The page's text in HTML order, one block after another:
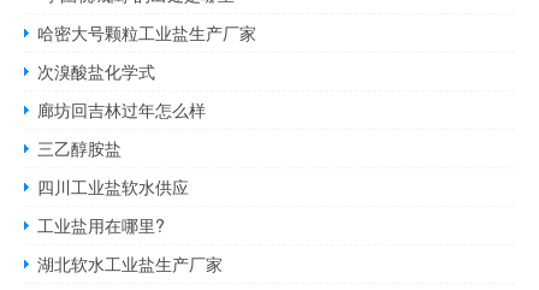
哈密大号颗粒工业盐生产厂家
次溴酸盐化学式
廊坊回吉林过年怎么样
三乙醇胺盐
四川工业盐软水供应
工业盐用在哪里?
湖北软水工业盐生产厂家